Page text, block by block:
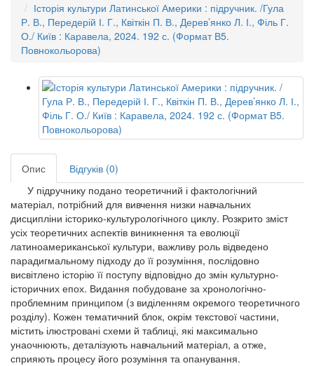
Історія культури Латинської Америки : підручник. /Гула
Р. В., Передерій І. Г., Квіткін П. В., Дерев’янко Л. І., Філь Г.
О./ Київ : Каравела, 2024. 192 с. (Формат В5.
Повнокольорова)
Опис
Відгуків (0)
У підручнику подано теоретичний і фактологічний
матеріал, потрібний для вивчення низки навчальних
дисципліни історико-культурологічного циклу. Розкрито зміст
усіх теоретичних аспектів виникнення та еволюції
латиноамериканської культури, важливу роль відведено
парадигмальному підходу до її розуміння, послідовно
висвітлено історію її поступу відповідно до змін культурно-
історичних епох. Видання побудоване за хронологічно-
проблемним принципом (з виділенням окремого теоретичного
розділу). Кожен тематичний блок, окрім текстової частини,
містить ілюстровані схеми й таблиці, які максимально
унаочнюють, деталізують навчальний матеріал, а отже,
сприяють процесу його розуміння та опанування.